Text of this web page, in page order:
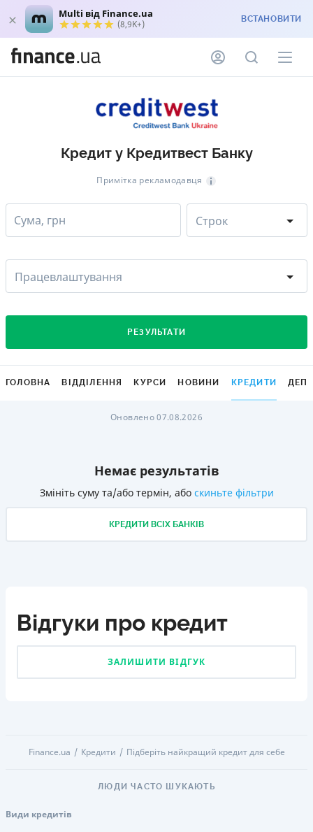
Multi від Finance.ua
(8,9K+) ВСТАНОВИТИ
Кредит у Кредитвест Банку
Примітка рекламодавця
Сума, грн Строк
Працевлаштування
РЕЗУЛЬТАТИ
ГОЛОВНА ВІДДІЛЕННЯ КУРСИ НОВИНИ КРЕДИТИ
Оновлено 07.08.2026
Немає результатів
Змініть суму та/або термін, або скиньте фільтри
КРЕДИТИ ВСІХ БАНКІВ
Відгуки про кредит
ЗАЛИШИТИ ВІДГУК
Finance.ua Кредити Підберіть найкращий кредит для себе
ЛЮДИ ЧАСТО ШУКАЮТЬ
Види кредитів